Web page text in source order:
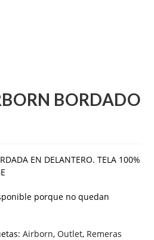
BORDADO
EN DELANTERO. TELA 100%
porque no quedan
Airborn,Outlet, Remeras